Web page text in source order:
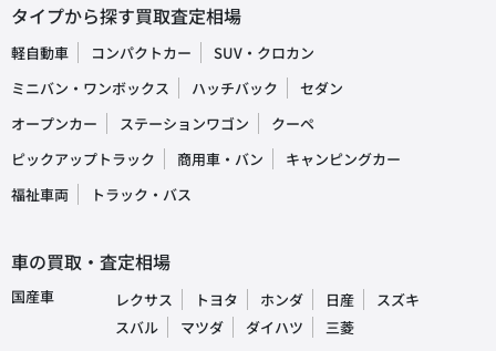
タイプから探す買取査定相場
軽自動車 コンパクトカー
SUV・クロカン
ミニバン・ワンボックス
ハッチバック
セダン
オープンカー
ステーションワゴン
クーペ
ピックアップトラック
商用車・バン
キャンピングカー
福祉車両
トラック・バス
車の買取・査定相場
国産車 レクサス トヨタ ホンダ 日産
スズキ
スバル
マツダ ダイハツ 三菱